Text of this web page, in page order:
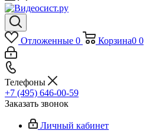
Отложенные 0 Корзина0 0
Телефоны
+7 (495) 646-00-59
Заказать звонок
Личный кабинет